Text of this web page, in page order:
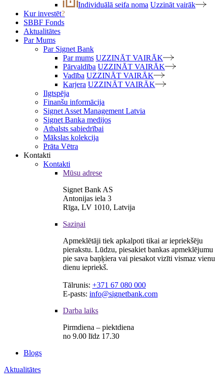
Individuālā seifa noma Uzzināt vairāk
Kur investēt?
SBBF Fonds
Aktualitātes
Par Mums
Par Signet Bank
Par mums UZZINĀT VAIRĀK
Pārvaldība UZZINĀT VAIRĀK
Vadība UZZINĀT VAIRĀK
Karjera UZZINĀT VAIRĀK
Ilgtspēja
Finanšu informācija
Signet Asset Management Latvia
Signet Banka medijos
Atbalsts sabiedrībai
Mākslas kolekcija
Prāta Vētra
Kontakti
Kontakti
Mūsu adrese
Signet Bank AS
Antonijas iela 3
Rīga, LV 1010, Latvija
Saziņai
Apmeklētāji tiek apkalpoti tikai ar iepriekšēju
pierakstu. Lūdzu, piesakiet bankas apmeklējumu
pie sava baņķiera vai piesakot vizīti vismaz vienu
dienu iepriekš.
Tālrunis: +371 67 080 000
E-pasts: info@signetbank.com
Darba laiks
Pirmdiena – piektdiena
no 9.00 līdz 17.30
Blogs
Aktualitātes